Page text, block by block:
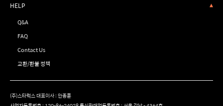
HELP
Q&A
FAQ
Contact Us
교환/환불 정책
(주)스타럭스 대표이사 : 안종훈